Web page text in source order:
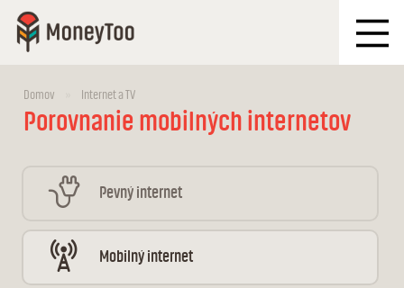
Domov Internet a TV
Porovnanie mobilných internetov
Pevný internet
Mobilný internet